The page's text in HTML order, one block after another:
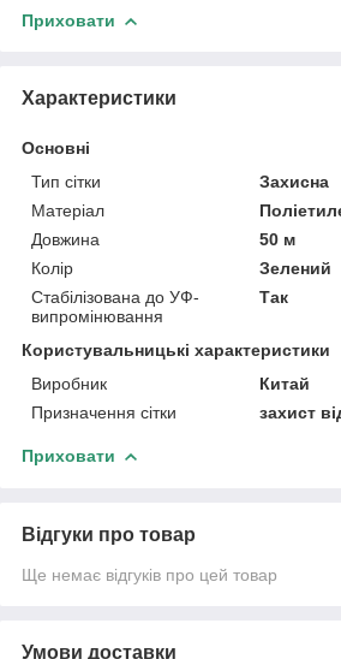
Приховати
Характеристики
Основні
Тип сітки
Захисна
Матеріал
Довжина
50 м
Колір
Зелений
Стабілізована до УФ-
випромінювання
Так
Користувальницькі характеристики
Виробник
Китай
Призначення сітки
захист
Приховати
Відгуки про товар
Ще немає відгуків про цей товар
Умови доставки